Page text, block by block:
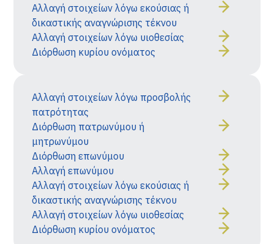
Αλλαγή στοιχείων λόγω εκούσιας ή
δικαστικής αναγνώρισης τέκνου
Αλλαγή στοιχείων λόγω υιοθεσίας
Διόρθωση κυρίου ονόματος
Αλλαγή στοιχείων λόγω προσβολής
πατρότητας
Διόρθωση πατρωνύμου ή
μητρωνύμου
Διόρθωση επωνύμου
Αλλαγή επωνύμου
Αλλαγή στοιχείων λόγω εκούσιας ή
δικαστικής αναγνώρισης τέκνου
Αλλαγή στοιχείων λόγω υιοθεσίας
Διόρθωση κυρίου ονόματος